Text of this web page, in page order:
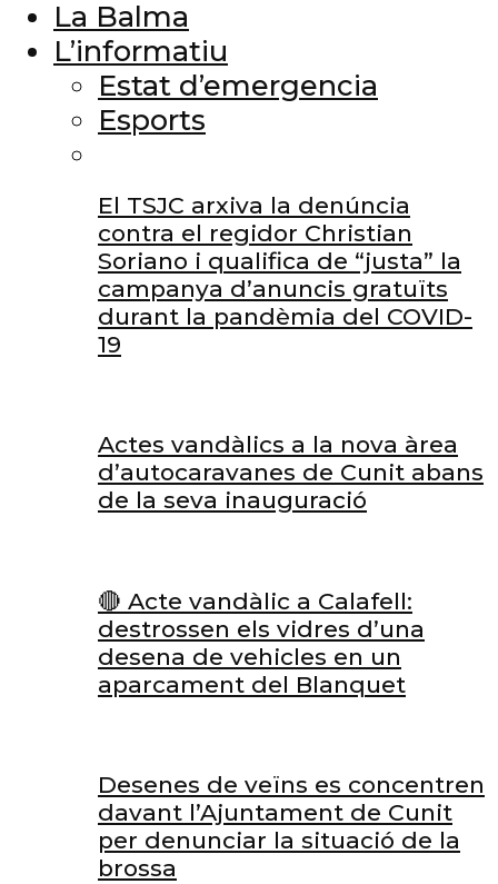
La Balma
L’informatiu
Estat d’emergencia
Esports
El TSJC arxiva la denúncia
contra el regidor Christian
Soriano i qualifica de “justa” la
campanya d’anuncis gratuïts
durant la pandèmia del COVID-
19
Actes vandàlics a la nova àrea
d’autocaravanes de Cunit abans
de la seva inauguració
🔴 Acte vandàlic a Calafell:
destrossen els vidres d’una
desena de vehicles en un
aparcament del Blanquet
Desenes de veïns es concentren
davant l’Ajuntament de Cunit
per denunciar la situació de la
brossa